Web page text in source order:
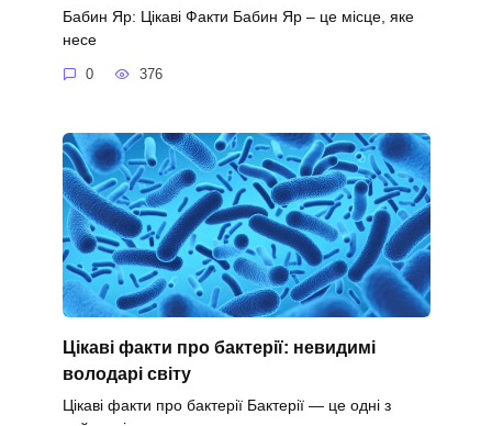
Бабин Яр: Цікаві Факти Бабин Яр – це місце, яке
несе
0 376
Цікаві факти про бактерії: невидимі
володарі світу
Цікаві факти про бактерії Бактерії — це одні з